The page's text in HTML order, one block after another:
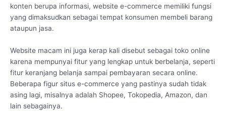
konten berupa informasi, website e-commerce memiliki fungsi
yang dimaksudkan sebagai tempat konsumen membeli barang
ataupun jasa.
Website macam ini juga kerap kali disebut sebagai toko online
karena mempunyai fitur yang lengkap untuk berbelanja, seperti
fitur keranjang belanja sampai pembayaran secara online.
Beberapa figur situs e-commerce yang pastinya sudah tidak
asing lagi, misalnya adalah Shopee, Tokopedia, Amazon, dan
lain sebagainya.